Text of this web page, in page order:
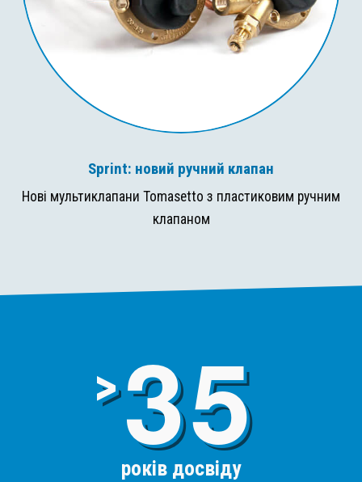
Sprint: новий ручний клапан
Нові мультиклапани Tomasetto з пластиковим ручним
клапаном
>3
років досвіду